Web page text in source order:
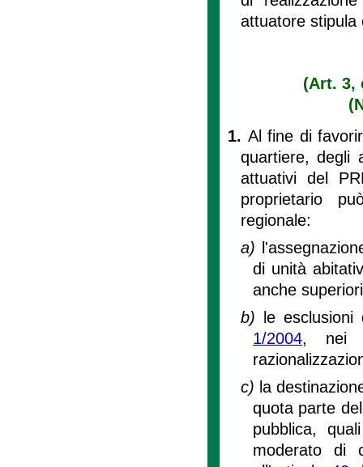
attuatore stipula
(Art. 3,
1. Al fine di
quartiere, degli
attuativi del
proprietario
regionale:
a)
di unità
anche
b)
le
1/2004, nei
c) la
quota parte
pubblica,
moderato di